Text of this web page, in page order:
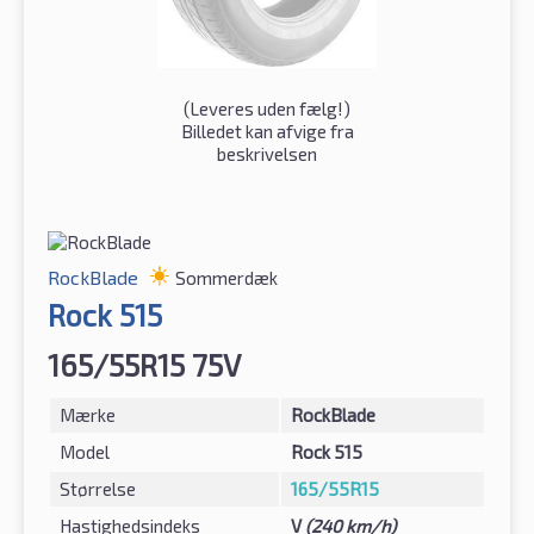
(Leveres uden fælg!)
Billedet kan afvige fra
beskrivelsen
RockBlade Sommerdæk
Rock 515
165/55R15 75V
Mærke
RockBlade
Model
Rock 515
Størrelse
165/55R15
Hastighedsindeks
V(240 km/h)